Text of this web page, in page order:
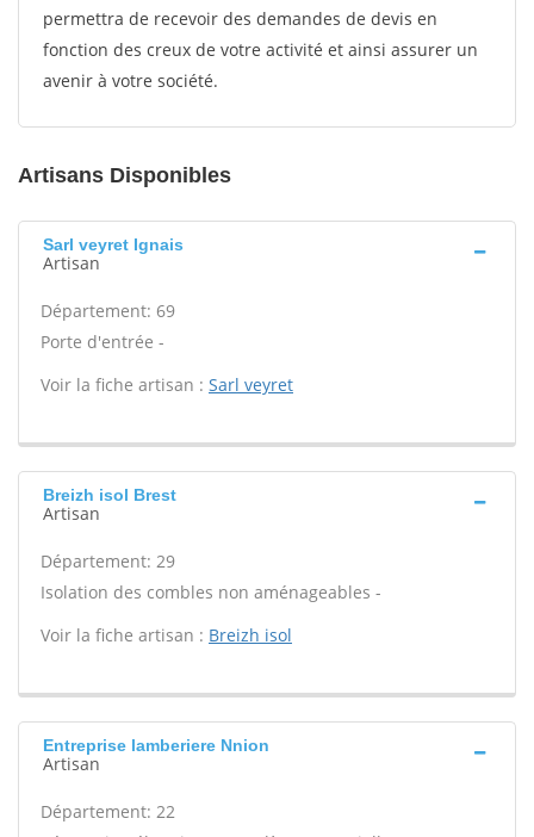
permettra de recevoir des demandes de devis en
fonction des creux de votre activité et ainsi assurer un
avenir à votre société.
Artisans Disponibles
Sarl veyret Ignais
Artisan
Département: 69
Porte d'entrée -
Voir la fiche artisan : Sarl veyret
Breizh isol Brest
Artisan
Département: 29
Isolation des combles non aménageables -
Voir la fiche artisan : Breizh isol
Entreprise lamberiere Nnion
Artisan
Département: 22